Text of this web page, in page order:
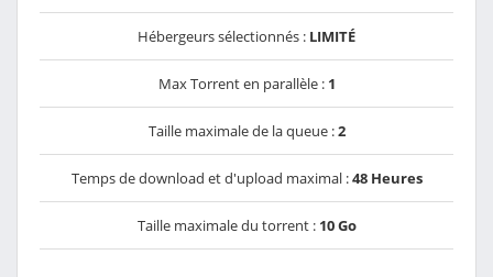
Hébergeurs sélectionnés : LIMITÉ
Max Torrent en parallèle : 1
Taille maximale de la queue :2
Temps de download et d'upload maximal :48 Heures
Taille maximale du torrent : 10 Go